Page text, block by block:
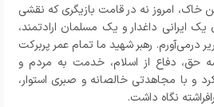
خاک، امروز نه در قامت بازیگری که نقشی
یک ایرانی داغدار و یک مسلمان ارادتمند،
درمی‌آورم. رهبر شهید ما تمام عمر پربرکت
حق، دفاع از اسلام، خدمت به مردم و
و با مجاهدتی خالصانه و صبری استوار،
نگاه داشت.